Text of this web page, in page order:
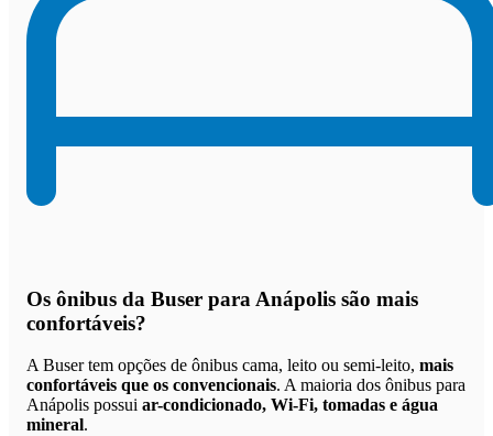
Os ônibus da Buser para Anápolis são mais
confortáveis?
A Buser tem opções de ônibus cama, leito ou semi-leito, mais
confortáveis que os convencionais. A maioria dos ônibus para
Anápolis possui ar-condicionado, Wi-Fi, tomadas e água
mineral.